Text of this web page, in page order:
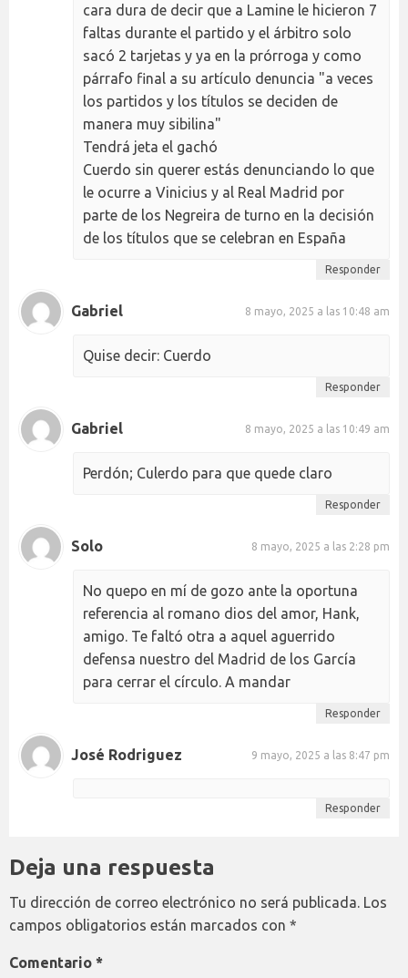
cara dura de decir que a Lamine le hicieron 7
faltas durante el partido y el árbitro solo
sacó 2 tarjetas y ya en la prórroga y como
párrafo final a su artículo denuncia "a veces
los partidos y los títulos se deciden de
manera muy sibilina"
Tendrá jeta el gachó
Cuerdo sin querer estás denunciando lo que
le ocurre a Vinicius y al Real Madrid por
parte de los Negreira de turno en la decisión
de los títulos que se celebran en España
Responder
Gabriel 8 mayo, 2025 a las 10:48 am
Quise decir: Cuerdo
Responder
Gabriel 8 mayo, 2025 a las 10:49 am
Perdón; Culerdo para que quede claro
Responder
Solo 8 mayo, 2025 a las 2:28 pm
No quepo en mí de gozo ante la oportuna
referencia al romano dios del amor, Hank,
amigo. Te faltó otra a aquel aguerrido
defensa nuestro del Madrid de los García
para cerrar el círculo. A mandar
Responder
José Rodriguez 9 mayo, 2025 a las 8:47 pm
Responder
Deja una respuesta
Tu dirección de correo electrónico no será publicada. Los
campos obligatorios están marcados con *
Comentario *